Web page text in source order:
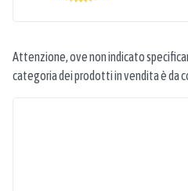
Attenzione, ove non indicato
categoria dei prodotti in vendita è da